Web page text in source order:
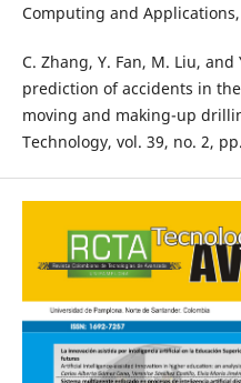
Computing and Applications,
C. Zhang, Y. Fan, M. Liu,
prediction of accidents in
moving and making-up
Technology, vol. 39, no. 2,